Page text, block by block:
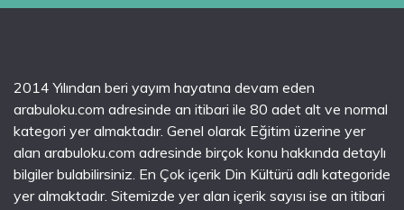
2014 Yılından beri yayım hayatına devam eden
arabuloku.com adresinde an itibari ile 80 adet alt ve normal
kategori yer almaktadır. Genel olarak Eğitim üzerine yer
alan arabuloku.com adresinde birçok konu hakkında detaylı
bilgiler bulabilirsiniz. En Çok içerik Din Kültürü adlı kategoride
yer almaktadır. Sitemizde yer alan içerik sayısı ise an itibari